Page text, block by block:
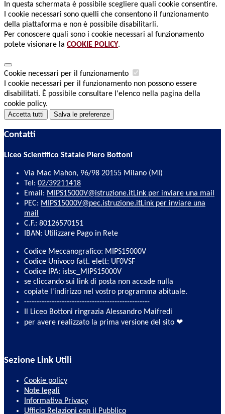
In questa schermata è possibile scegliere quali cookie consentire.
I cookie necessari sono quelli che consentono il funzionamento
della piattaforma e non è possibile disabilitarli.
Per conoscere quali sono i cookie necessari al funzionamento
potete visionare la COOKIE POLICY.
Cookie necessari per il funzionamento
I cookie necessari per il funzionamento non possono essere
disabilitati. È possibile consultare l'elenco nella pagina della
cookie policy.
Accetta tutti Salva le preferenze
Contatti
Liceo Scientifico Statale Piero Bottoni
Via Mac Mahon, 96/98 20155 Milano (MI)
Tel: 02/39211418
Email: MIPS15000V@istruzione.itLink per inviare una mail
PEC: MIPS15000V@pec.istruzione.itLink per inviare una
mail
C.F.: 80126570151
IBAN: Utilizzare Pago in Rete
Codice Meccanografico: MIPS15000V
Codice Univoco fatt. elett: UF0VSF
Codice IPA: istsc_MIPS15000V
se cliccando sui link di posta non accade nulla
copiate l'indirizzo nel vostro programma abituale.
--------------------------------------------------
Il Liceo Bottoni ringrazia Alessandro Maifredi
per avere realizzato la prima versione del sito ❤
Sezione Link Utili
Cookie policy
Note legali
Informativa Privacy
Ufficio Relazioni con il Pubblico